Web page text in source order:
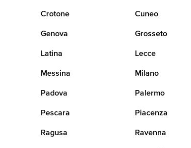
Crotone Cuneo
Genova Grosseto
Latina Lecce
Messina Milano
Padova Palermo
Pescara Piacenza
Ragusa Ravenna